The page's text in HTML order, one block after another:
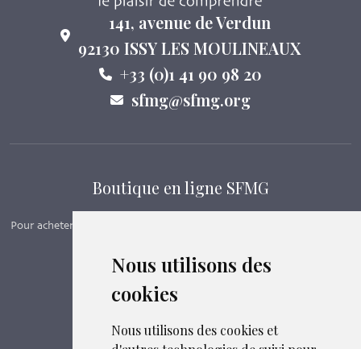
Nous utilisons des
cookies
Nous utilisons des cookies et
141, avenue de Verdun
92130 ISSY LES MOULINEAUX
+33 (0)1 41 90 98 20
sfmg@sfmg.org
Boutique en ligne SFMG
Pour acheter nos manuels, adhérer et payer ses cotisations en ligne,
Boutique en ligne
Formations SFMG